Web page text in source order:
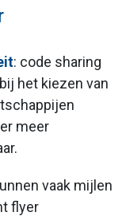
: code sharing
het kiezen van
meer
vaak mijlen
flyer